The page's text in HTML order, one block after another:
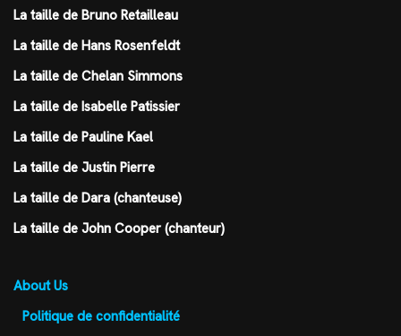
La taille de Bruno Retailleau
La taille de Hans Rosenfeldt
La taille de Chelan Simmons
La taille de Isabelle Patissier
La taille de Pauline Kael
La taille de Justin Pierre
La taille de Dara (chanteuse)
La taille de John Cooper (chanteur)
About Us
Politique de confidentialité